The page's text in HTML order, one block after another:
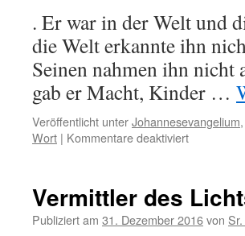
. Er war in der Welt und
die Welt erkannte ihn
Seinen nahmen ihn
gab er Macht, Kinder …
Veröffentlicht unterJohannesevangelium,
Wort | Kommentare deaktiviert
Gottes-
Sein
ermächtigt
Vermittler des
Publiziert am 31. Dezember 2016von